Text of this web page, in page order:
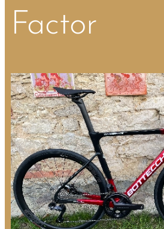
Factor